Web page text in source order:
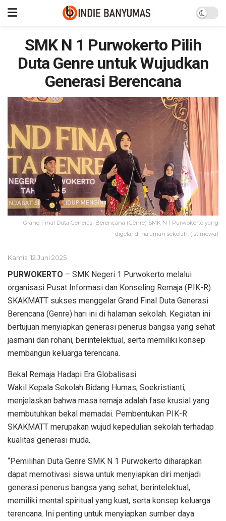
SMK N 1 Purwokerto Pilih
Duta Genre untuk Wujudkan
Generasi Berencana
Grand Final Duta Generasi Berencana (Genre) SMK N 1 Purwokerto yang
digelar di halaman sekolah. (istimewa)
Kamis, 12 Juni 2025
PURWOKERTO – SMK Negeri 1 Purwokerto melalui
organisasi Pusat Informasi dan Konseling Remaja (PIK-R)
SKAKMATT sukses menggelar Grand Final Duta Generasi
Berencana (Genre) hari ini di halaman sekolah. Kegiatan ini
bertujuan menyiapkan generasi penerus bangsa yang sehat
jasmani dan rohani, berintelektual, serta memiliki konsep
membangun keluarga terencana.
Bekal Remaja Hadapi Era Globalisasi
Wakil Kepala Sekolah Bidang Humas, Soekristianti,
menjelaskan bahwa masa remaja adalah fase krusial yang
membutuhkan bekal memadai. Pembentukan PIK-R
SKAKMATT merupakan wujud kepedulian sekolah terhadap
kualitas generasi muda.
“Pemilihan Duta Genre SMK N 1 Purwokerto diharapkan
dapat memotivasi siswa untuk menyiapkan diri menjadi
generasi penerus bangsa yang sehat, berintelektual,
memiliki mental spiritual yang kuat, serta konsep keluarga
terencana. Ini penting untuk menyiapkan sumber daya